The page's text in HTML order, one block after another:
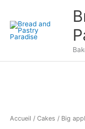
contenu
Accueil / Cakes / Big